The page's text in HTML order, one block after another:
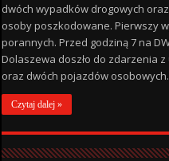
dwóch wypadków drogowych
osoby poszkodowane. Pierwszy
porannych. Przed godziną 7 na
Dolaszewa doszło do zdarzenia
oraz dwóch pojazdów osobowych.
Czytaj dalej »